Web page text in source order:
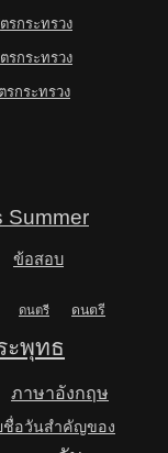
รกระทรวง
รกระทรวง
กระทรวง
Summer
ข้อสอบ
ดนตรี ดนตรี
ะพุทธ
ภาษาอังกฤษ
ชื่อวันสำคัญของ